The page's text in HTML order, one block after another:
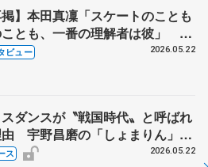
掲】本田真凜「スケートのことも
とも、一番の理解者は彼」 引
単独インタビューで語った競技
ビュー 2026.05.22
ダンスが〝戦国時代〟と呼ばれ
宇野昌磨の「しょまりん」ら
が相次いで参戦 国内の競争激
ス 2026.05.22